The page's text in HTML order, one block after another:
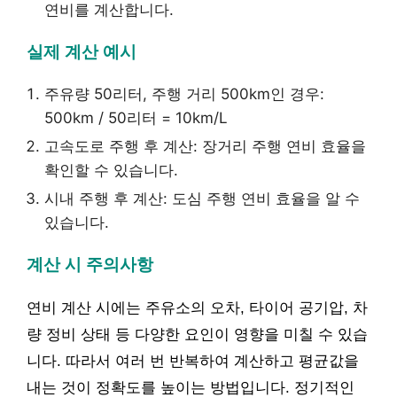
연비를 계산합니다.
실제 계산 예시
주유량 50리터, 주행 거리 500km인 경우:
500km / 50리터 = 10km/L
고속도로 주행 후 계산: 장거리 주행 연비 효율을
확인할 수 있습니다.
시내 주행 후 계산: 도심 주행 연비 효율을 알 수
있습니다.
계산 시 주의사항
연비 계산 시에는 주유소의 오차, 타이어 공기압, 차
량 정비 상태 등 다양한 요인이 영향을 미칠 수 있습
니다. 따라서 여러 번 반복하여 계산하고 평균값을
내는 것이 정확도를 높이는 방법입니다. 정기적인